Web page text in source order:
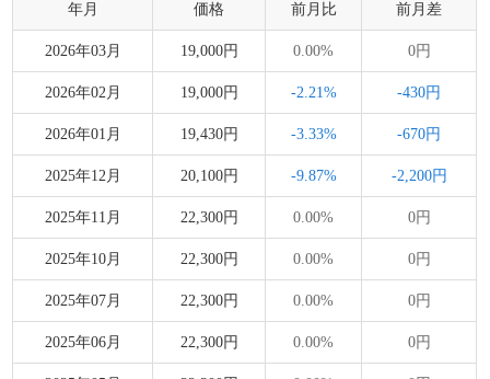
年月 価格 前月比 前月差
2026年03月 19,000円 0.00% 0円
2026年02月 19,000円 -2.21% -430円
2026年01月 19,430円 -3.33% -670円
2025年12月 20,100円 -9.87% -2,200円
2025年11月 22,300円 0.00% 0円
2025年10月 22,300円 0.00% 0円
2025年07月 22,300円 0.00% 0円
2025年06月 22,300円 0.00% 0円